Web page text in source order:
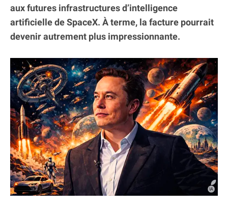
aux futures infrastructures d’intelligence
artificielle de SpaceX. À terme, la facture pourrait
devenir autrement plus impressionnante.